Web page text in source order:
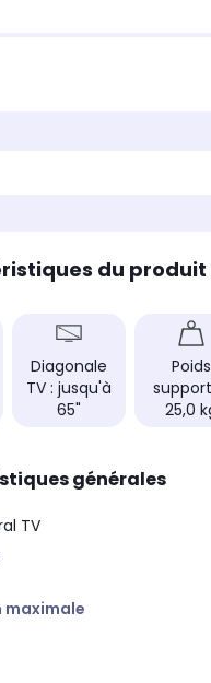
du produit
Diagonale
TV : jusqu'à
65"
Poids
25,0
générales
TV